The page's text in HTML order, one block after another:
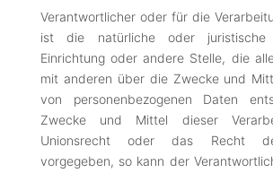
Verantwortlicher oder für die
ist die natürliche oder juristische
Einrichtung oder andere Stelle, die
mit anderen über die Zwecke und
von personenbezogenen Daten
Zwecke und Mittel dieser
Unionsrecht oder das Recht
vorgegeben, so kann der